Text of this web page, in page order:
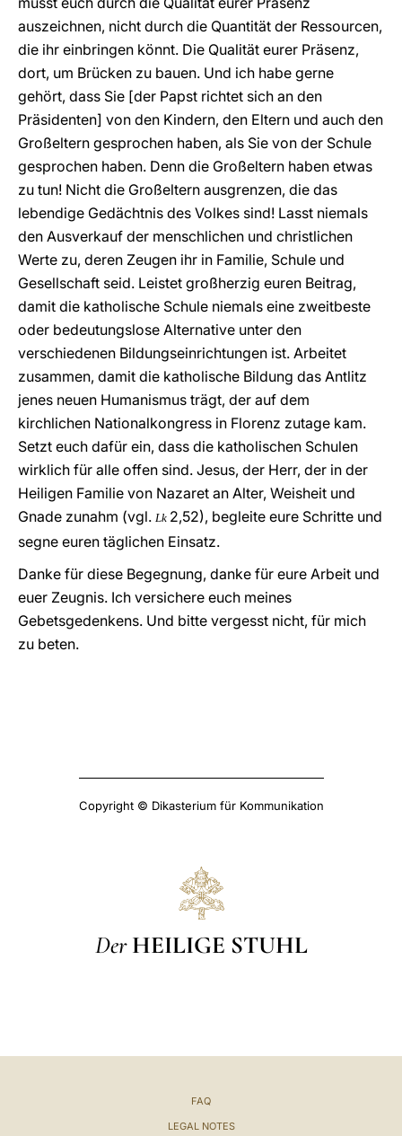
auszeichnen, nicht durch die Quantität der Ressourcen,
die ihr einbringen könnt. Die Qualität eurer Präsenz,
dort, um Brücken zu bauen. Und ich habe gerne
gehört, dass Sie [der Papst richtet sich an den
Präsidenten] von den Kindern, den Eltern und auch den
Großeltern gesprochen haben, als Sie von der Schule
gesprochen haben. Denn die Großeltern haben etwas
zu tun! Nicht die Großeltern ausgrenzen, die das
lebendige Gedächtnis des Volkes sind! Lasst niemals
den Ausverkauf der menschlichen und christlichen
Werte zu, deren Zeugen ihr in Familie, Schule und
Gesellschaft seid. Leistet großherzig euren Beitrag,
damit die katholische Schule niemals eine zweitbeste
oder bedeutungslose Alternative unter den
verschiedenen Bildungseinrichtungen ist. Arbeitet
zusammen, damit die katholische Bildung das Antlitz
jenes neuen Humanismus trägt, der auf dem
kirchlichen Nationalkongress in Florenz zutage kam.
Setzt euch dafür ein, dass die katholischen Schulen
wirklich für alle offen sind. Jesus, der Herr, der in der
Heiligen Familie von Nazaret an Alter, Weisheit und
Gnade zunahm (vgl. Lk 2,52), begleite eure Schritte und
segne euren täglichen Einsatz.
Danke für diese Begegnung, danke für eure Arbeit und
euer Zeugnis. Ich versichere euch meines
Gebetsgedenkens. Und bitte vergesst nicht, für mich
zu beten.
Copyright © Dikasterium für Kommunikation
Der HEILIGE STUHL
FAQ
LEGAL NOTES